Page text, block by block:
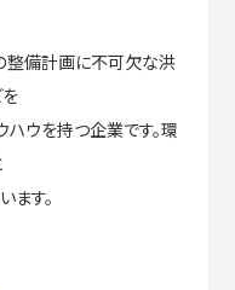
整備計画に不可欠な洪
ウを持つ企業です。環
ます。